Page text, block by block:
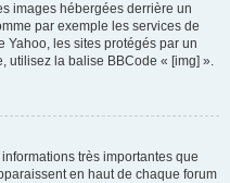
images hébergées derrière un
par exemple les services de
Yahoo, les sites protégés par un
utilisez la balise BBCode « [img] ».
très importantes que
en haut de chaque forum